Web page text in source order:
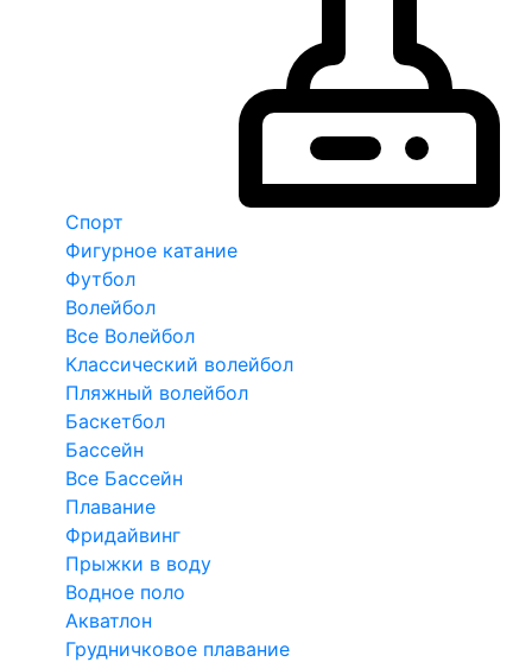
Спорт
Фигурное катание
Футбол
Волейбол
Все Волейбол
Классический волейбол
Пляжный волейбол
Баскетбол
Бассейн
Все Бассейн
Плавание
Фридайвинг
Прыжки в воду
Водное поло
Акватлон
Грудничковое плавание